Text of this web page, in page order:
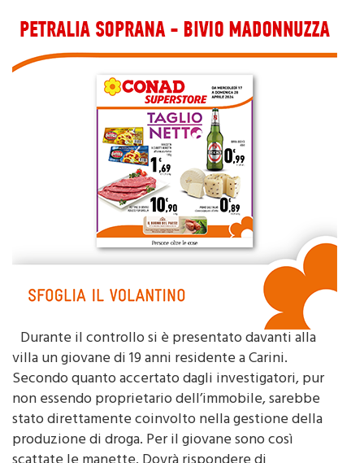
Durante il controllo si è presentato davanti alla
villa un giovane di 19 anni residente a Carini.
Secondo quanto accertato dagli investigatori, pur
non essendo proprietario dell’immobile, sarebbe
stato direttamente coinvolto nella gestione della
produzione di droga. Per il giovane sono così